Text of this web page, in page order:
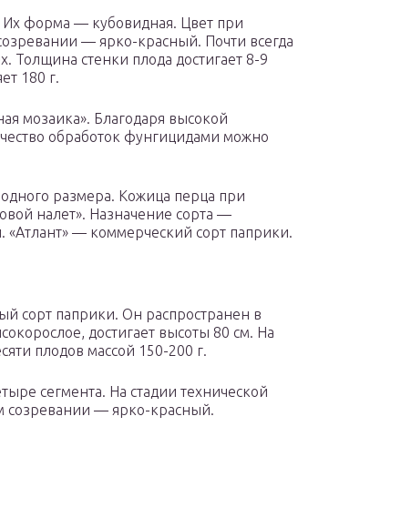
Их форма — кубовидная. Цвет при
— ярко-красный. Почти всегда
Толщина стенки плода достигает 8-9
180 г.
мозаика». Благодаря высокой
обработок фунгицидами можно
размера. Кожица перца при
налет». Назначение сорта —
«Атлант» — коммерческий сорт паприки.
сорт паприки. Он распространен в
достигает высоты 80 см. На
плодов массой 150-200 г.
сегмента. На стадии технической
созревании — ярко-красный.